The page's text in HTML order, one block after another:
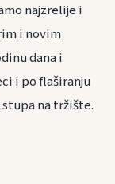
najzrelije i
i novim
dana i
i po flaširanju
na tržište.